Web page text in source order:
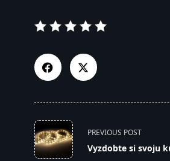
<span
class="nav-
subtitle
PREVIOUS POST
Vyzdobte si svoju